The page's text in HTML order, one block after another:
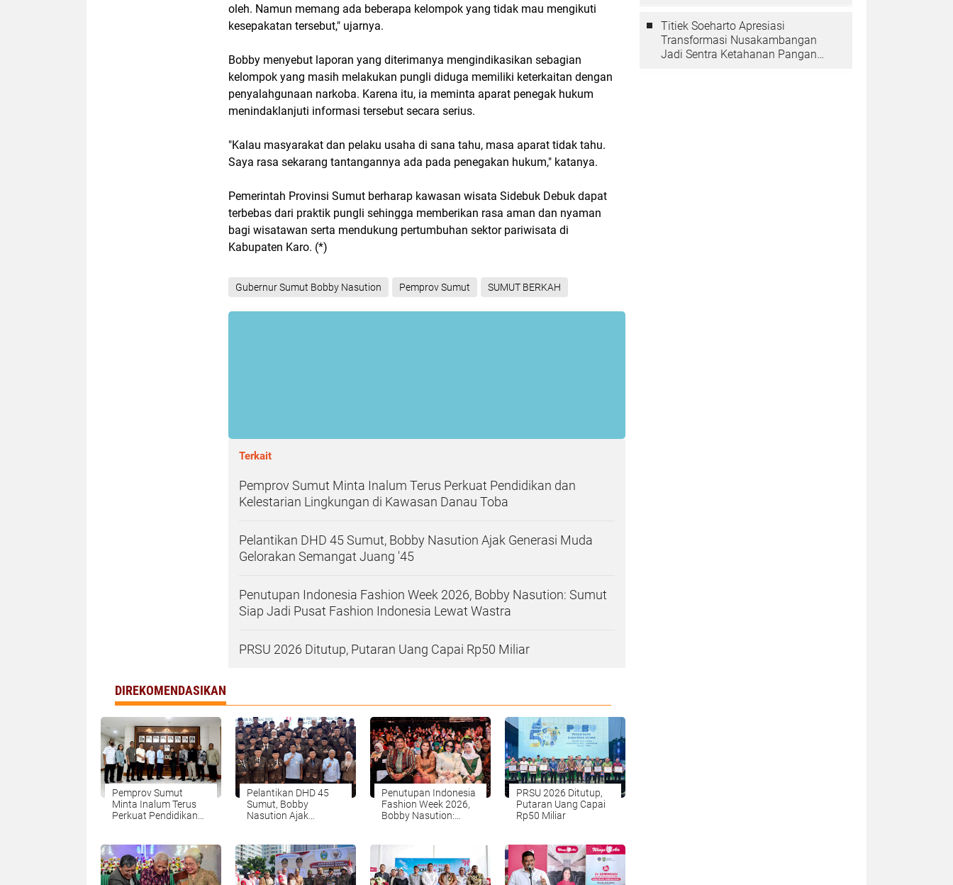
oleh. Namun memang ada beberapa kelompok yang tidak mau mengikuti
kesepakatan tersebut," ujarnya.
Bobby menyebut laporan yang diterimanya mengindikasikan sebagian
kelompok yang masih melakukan pungli diduga memiliki keterkaitan dengan
penyalahgunaan narkoba. Karena itu, ia meminta aparat penegak hukum
menindaklanjuti informasi tersebut secara serius.
"Kalau masyarakat dan pelaku usaha di sana tahu, masa aparat tidak tahu.
Saya rasa sekarang tantangannya ada pada penegakan hukum," katanya.
Pemerintah Provinsi Sumut berharap kawasan wisata Sidebuk Debuk dapat
terbebas dari praktik pungli sehingga memberikan rasa aman dan nyaman
bagi wisatawan serta mendukung pertumbuhan sektor pariwisata di
Kabupaten Karo. (*)
Gubernur Sumut Bobby Nasution Pemprov Sumut SUMUT BERKAH
Terkait
Pemprov Sumut Minta Inalum Terus Perkuat Pendidikan dan
Kelestarian Lingkungan di Kawasan Danau Toba
Pelantikan DHD 45 Sumut, Bobby Nasution Ajak Generasi Muda
Gelorakan Semangat Juang '45
Penutupan Indonesia Fashion Week 2026, Bobby Nasution: Sumut
Siap Jadi Pusat Fashion Indonesia Lewat Wastra
PRSU 2026 Ditutup, Putaran Uang Capai Rp50 Miliar
DIREKOMENDASIKAN
Pemprov Sumut
Minta Inalum Terus
Perkuat Pendidikan
Kawasan Danau Toba
Pelantikan DHD 45
Sumut, Bobby
Nasution Ajak
Juang '45
Penutupan Indonesia
Fashion Week 2026,
Bobby Nasution:
Wastra
PRSU 2026 Ditutup,
Putaran Uang Capai
Rp50 Miliar
Titiek Soeharto Apresiasi
Transformasi Nusakambangan
Jadi Sentra Ketahanan Pangan